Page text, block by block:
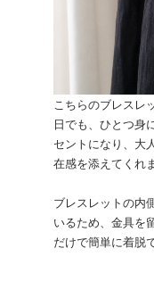
こちらのブレスレ
日でも、ひとつ身
セントになり、大
在感を添えてくれ
ブレスレットの内
いるため、金具を
だけで簡単に着脱